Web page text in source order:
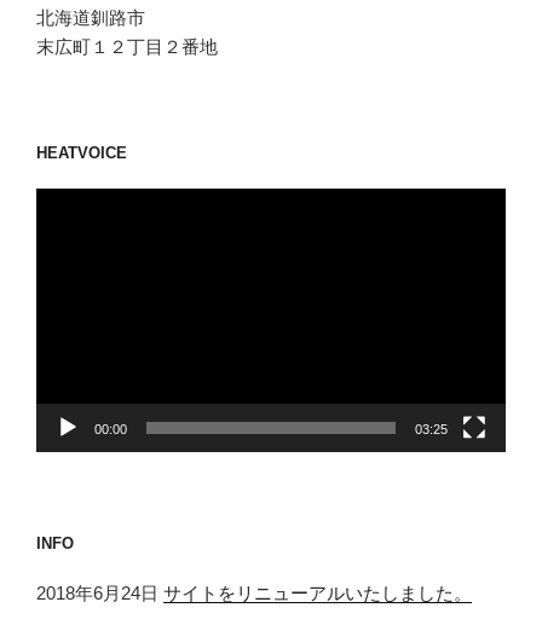
北海道釧路市
末広町１２丁目２番地
HEATVOICE
00:00 03:25
INFO
2018年6月24日 サイトをリニューアルいたしました。